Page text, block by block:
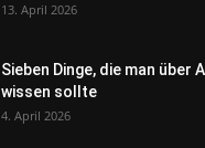
13. April 2026
Sieben Dinge, die man über
wissen sollte
4. April 2026